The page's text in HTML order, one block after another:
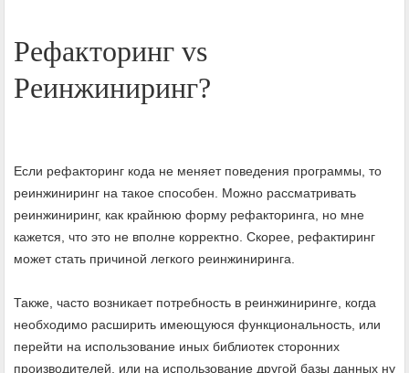
Рефакторинг vs
Реинжиниринг?
Если рефакторинг кода не меняет поведения программы, то
реинжиниринг на такое способен. Можно рассматривать
реинжиниринг, как крайнюю форму рефакторинга, но мне
кажется, что это не вполне корректно. Скорее, рефактиринг
может стать причиной легкого реинжиниринга.
Также, часто возникает потребность в реинжиниринге, когда
необходимо расширить имеющуюся функциональность, или
перейти на использование иных библиотек сторонних
производителей, или на использование другой базы данных ну